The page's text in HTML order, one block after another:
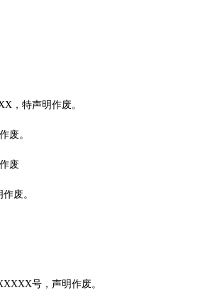
，特声明作废。
废。
废
废。
号，声明作废。